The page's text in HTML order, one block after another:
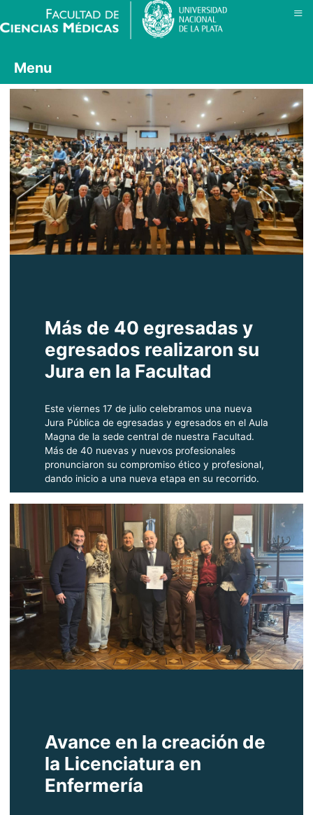
Más de 40 egresadas y
egresados realizaron su
Jura en la Facultad
Este viernes 17 de julio celebramos una nueva
Jura Pública de egresadas y egresados en el Aula
Magna de la sede central de nuestra Facultad.
Más de 40 nuevas y nuevos profesionales
pronunciaron su compromiso ético y profesional,
dando inicio a una nueva etapa en su recorrido.
Avance en la creación de
la Licenciatura en
Enfermería
Menu
≡